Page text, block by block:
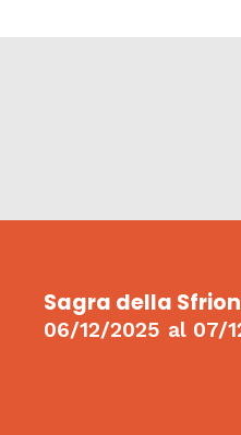
Sagra della
06/12/2025 al 07/